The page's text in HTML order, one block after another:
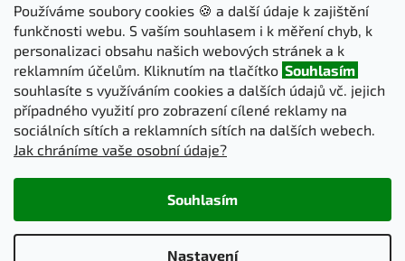
Používáme soubory cookies 🍪 a další údaje k zajištění
funkčnosti webu. S vaším souhlasem i k měření chyb, k
personalizaci obsahu našich webových stránek a k
reklamním účelům. Kliknutím na tlačítko Souhlasím
souhlasíte s využíváním cookies a dalších údajů vč. jejich
případného využití pro zobrazení cílené reklamy na
sociálních sítích a reklamních sítích na dalších webech.
Jak chráníme vaše osobní údaje?
Nastavení
Souhlasím
Odebírat newsletter
Vložte svůj e-mail a my vám budeme zasílat informace o nových
produktech na našem e-shopu.
E-mail
PŘIHLÁSIT SE